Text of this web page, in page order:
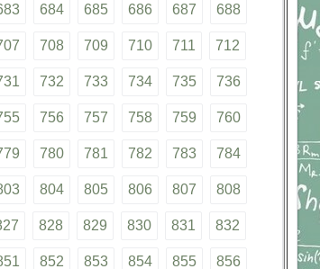
684 685 686 687 688
708 709 710 711 712
732 733 734 735 736
756 757 758 759 760
780 781 782 783 784
804 805 806 807 808
828 829 830 831 832
852 853 854 855 856